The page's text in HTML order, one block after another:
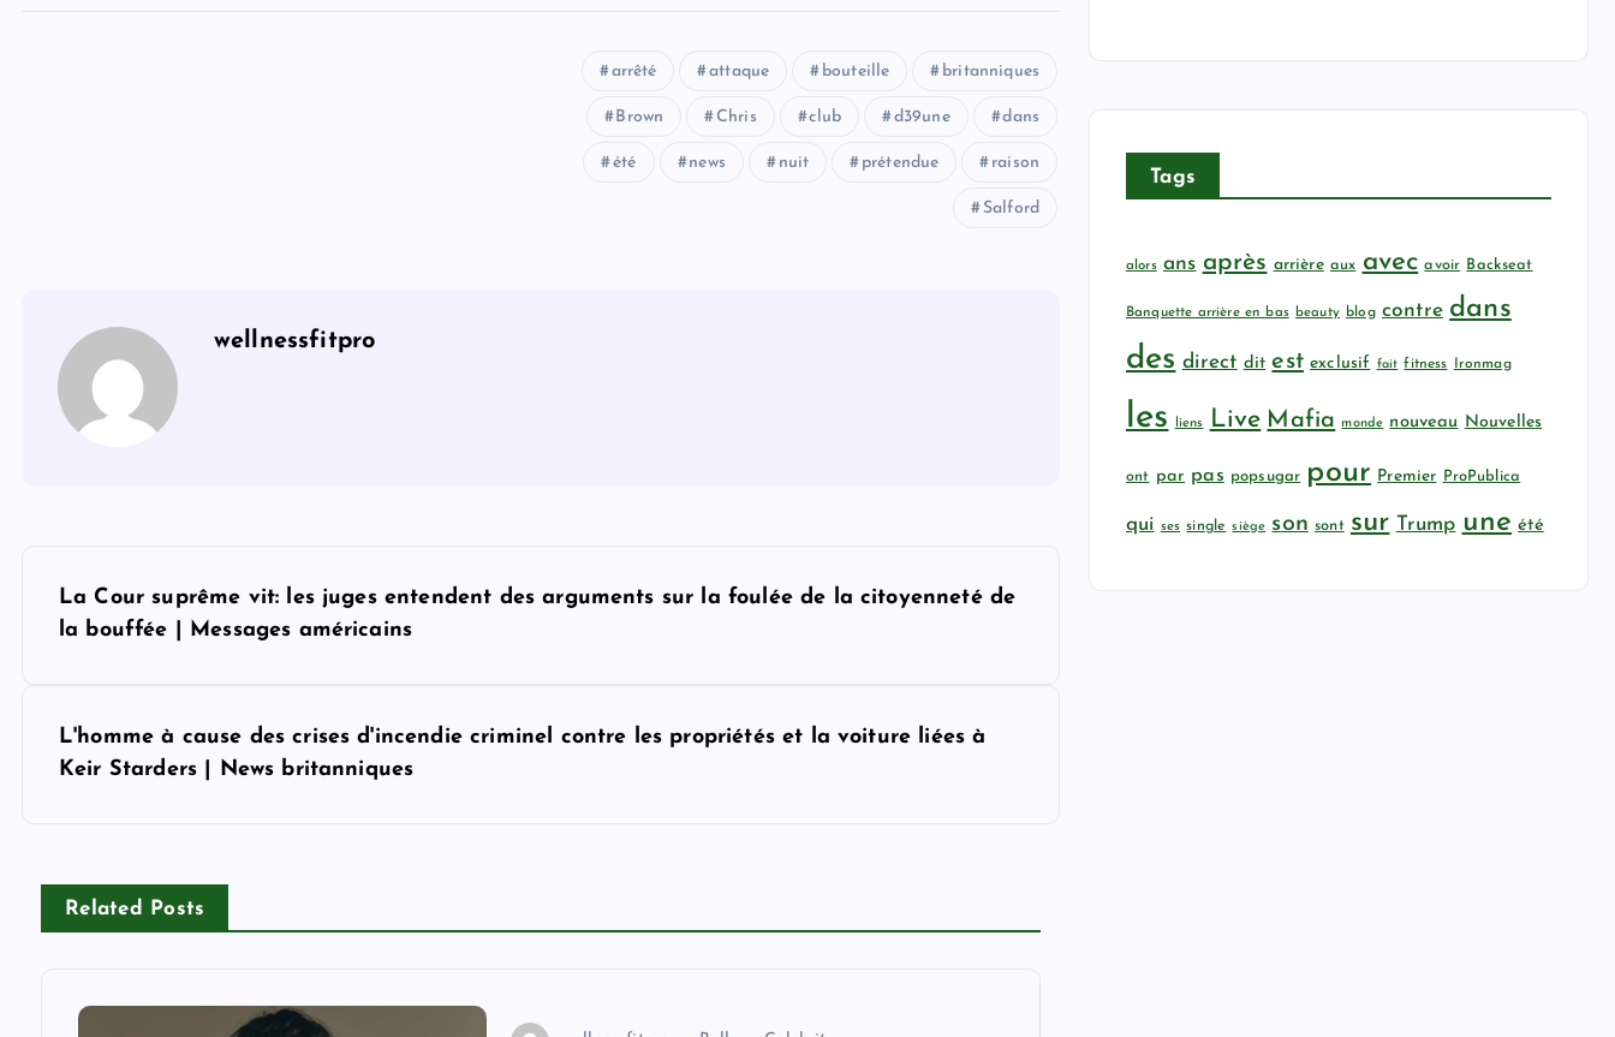
arrêté attaque bouteille britanniques
Brown Chris club d39une dans
été news nuit prétendue raison
Salford
wellnessfitpro
La Cour suprême vit: les juges entendent des arguments sur la foulée de la citoyenneté de
la bouffée | Messages américains
L'homme à cause des crises d'incendie criminel contre les propriétés et la voiture liées à
Keir Starders | News britanniques
Related Posts
Tags
alors ans après arrière aux avec avoir Backseat
Banquette arrière en bas beauty blog contre dans
des direct dit est exclusif fait fitness Ironmag
les liens Live Mafia monde nouveau Nouvelles
ont par pas popsugar pour Premier ProPublica
qui ses single siège son sont sur Trump une été